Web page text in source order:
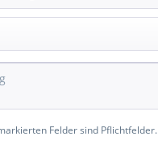
Felder sind Pflichtfelder.